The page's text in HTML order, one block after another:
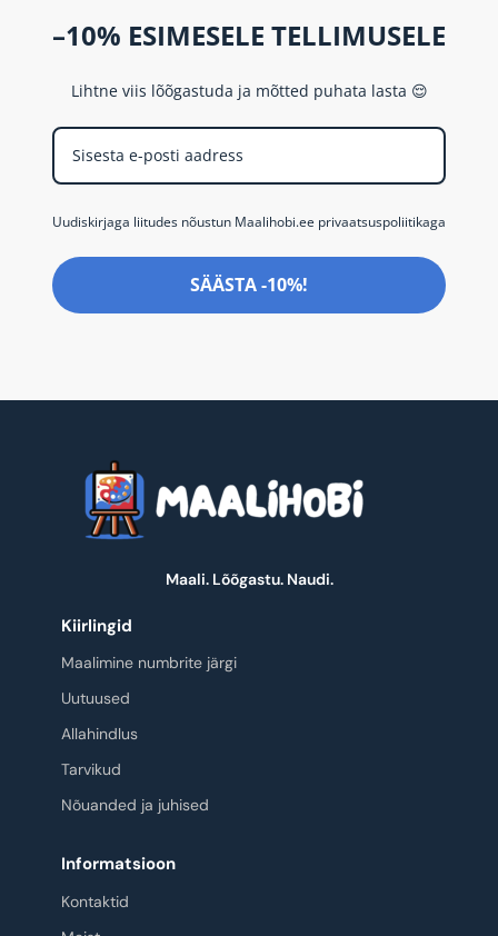
–10% ESIMESELE TELLIMUSELE
Lihtne viis lõõgastuda ja mõtted puhata lasta 😌
Uudiskirjaga liitudes nõustun Maalihobi.ee privaatsuspoliitikaga
SÄÄSTA -10%!
Maali. Lõõgastu. Naudi.
Kiirlingid
Maalimine numbrite järgi
Uutuused
Allahindlus
Tarvikud
Nõuanded ja juhised
Informatsioon
Kontaktid